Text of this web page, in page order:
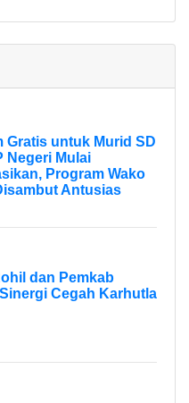
Gratis untuk Murid SD
Negeri Mulai
Program Wako
Antusias
dan Pemkab
Cegah Karhutla